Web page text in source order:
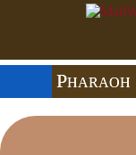
Pharaoh